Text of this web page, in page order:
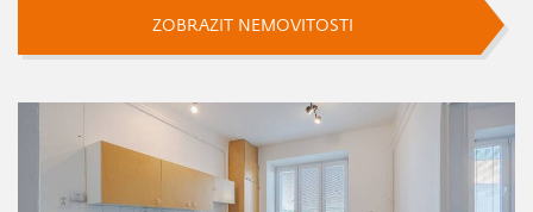
ZOBRAZIT NEMOVITOSTI